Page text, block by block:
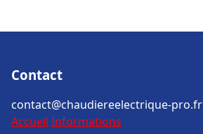
Contact
contact@chaudiereelectrique-pro.fr
Accueil Informations